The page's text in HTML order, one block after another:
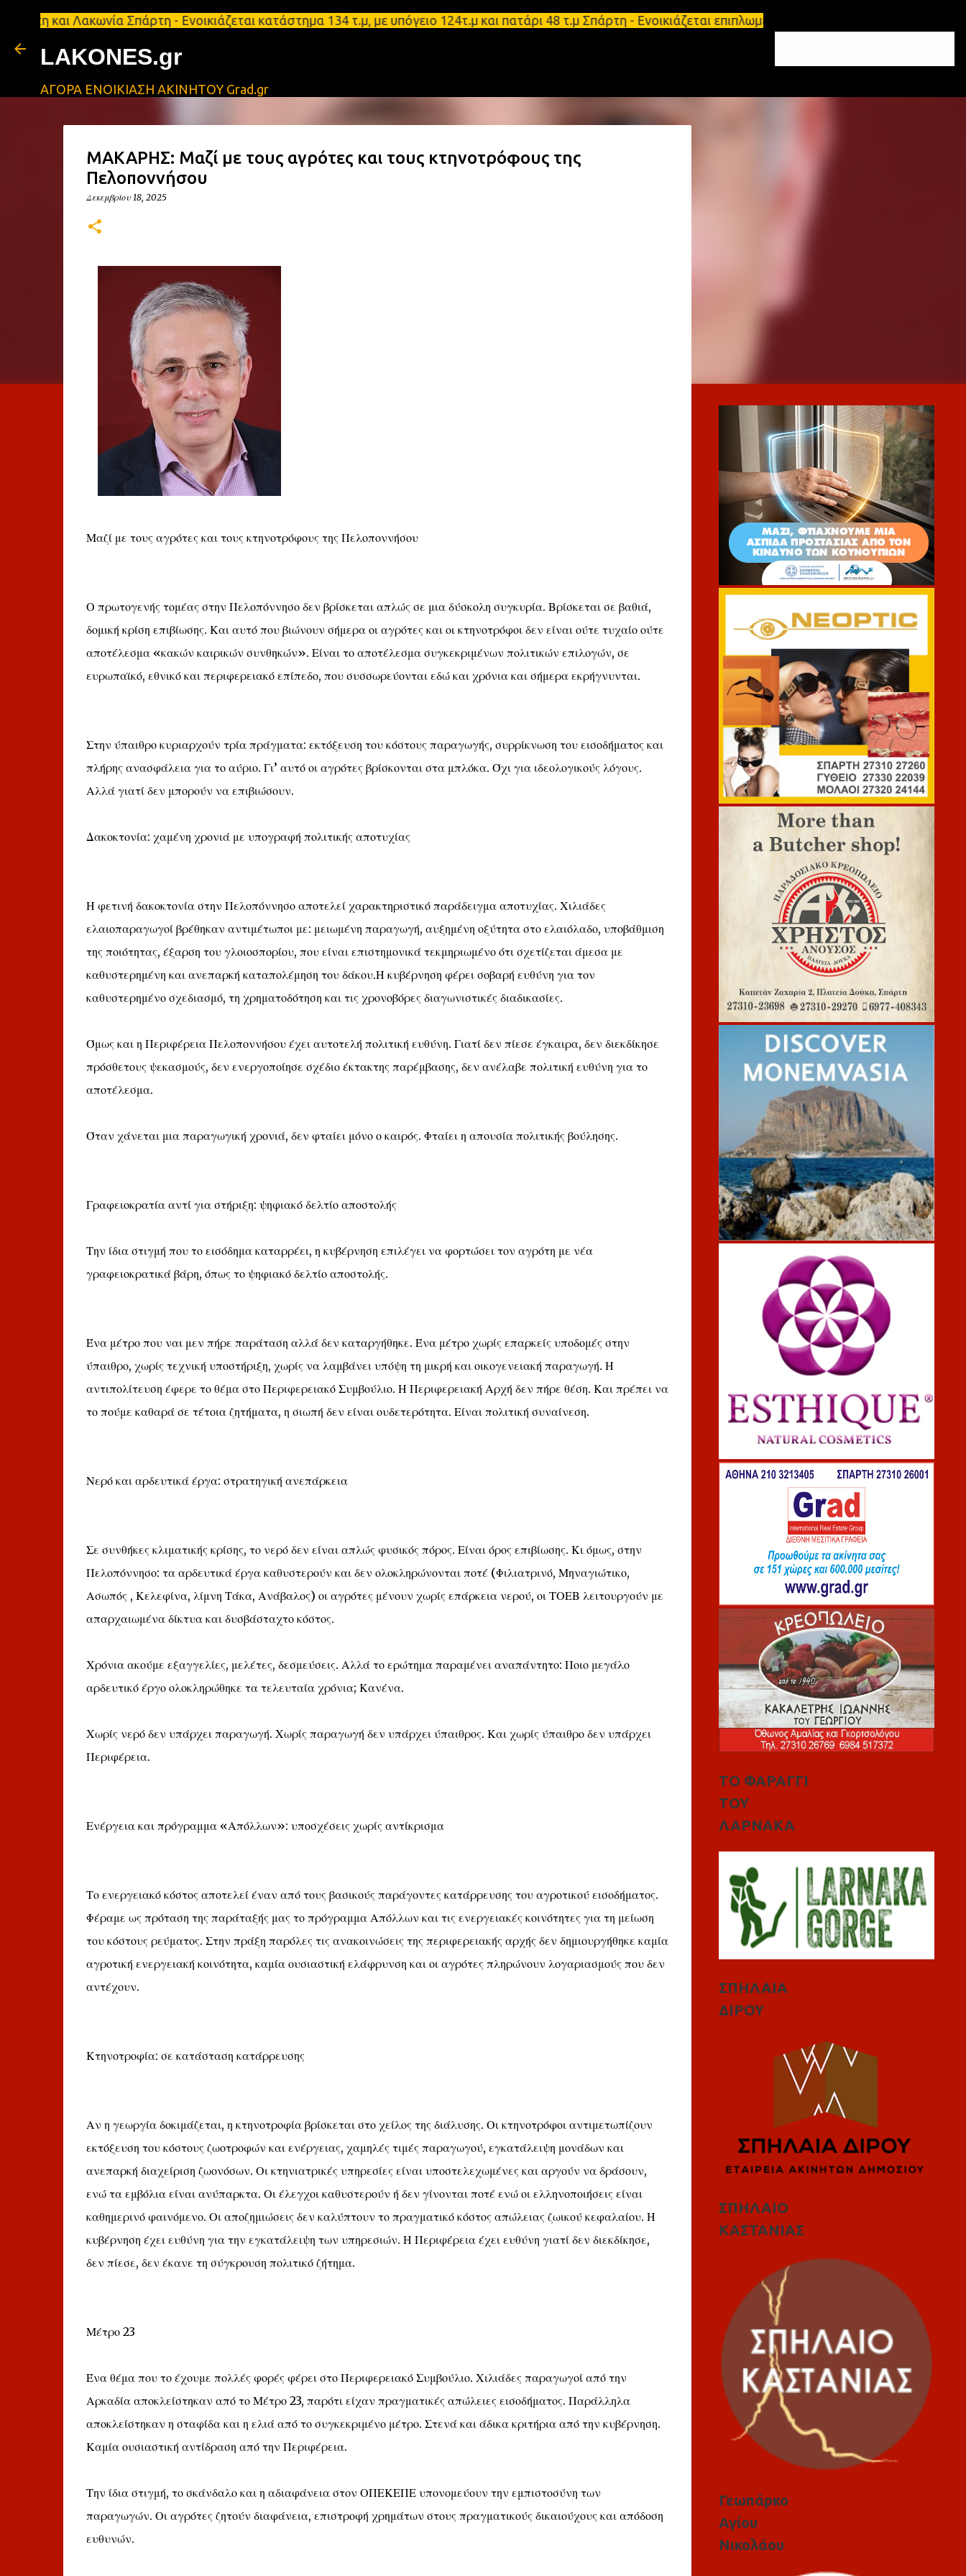
Μετάβαση στο κύριο περιεχόμενο
Λακωνία Σπάρτη - Ενοικιάζεται κατάστημα 134 τ.μ, με υπόγειο 124τ.μ και πατάρι 48 τ.μ Σπάρτη - Ενοικιάζεται επιπλωμένο διαμέρισμα 65τ.μ
LAKONES.gr
ΑΓΟΡΑ ΕΝΟΙΚΙΑΣΗ ΑΚΙΝΗΤΟΥ Grad.gr
ΜΑΚΑΡΗΣ: Μαζί με τους αγρότες και τους κτηνοτρόφους της
Πελοποννήσου
Δεκεμβρίου 18, 2025
Μαζί με τους αγρότες και τους κτηνοτρόφους της Πελοποννήσου
Ο πρωτογενής τομέας στην Πελοπόννησο δεν βρίσκεται απλώς σε μια δύσκολη συγκυρία. Βρίσκεται σε βαθιά,
δομική κρίση επιβίωσης. Και αυτό που βιώνουν σήμερα οι αγρότες και οι κτηνοτρόφοι δεν είναι ούτε τυχαίο ούτε
αποτέλεσμα «κακών καιρικών συνθηκών». Είναι το αποτέλεσμα συγκεκριμένων πολιτικών επιλογών, σε
ευρωπαϊκό, εθνικό και περιφερειακό επίπεδο, που συσσωρεύονται εδώ και χρόνια και σήμερα εκρήγνυνται.
Στην ύπαιθρο κυριαρχούν τρία πράγματα: εκτόξευση του κόστους παραγωγής, συρρίκνωση του εισοδήματος και
πλήρης ανασφάλεια για το αύριο. Γι’ αυτό οι αγρότες βρίσκονται στα μπλόκα. Όχι για ιδεολογικούς λόγους.
Αλλά γιατί δεν μπορούν να επιβιώσουν.
Δακοκτονία: χαμένη χρονιά με υπογραφή πολιτικής αποτυχίας
Η φετινή δακοκτονία στην Πελοπόννησο αποτελεί χαρακτηριστικό παράδειγμα αποτυχίας. Χιλιάδες
ελαιοπαραγωγοί βρέθηκαν αντιμέτωποι με: μειωμένη παραγωγή, αυξημένη οξύτητα στο ελαιόλαδο, υποβάθμιση
της ποιότητας, έξαρση του γλοιοσπορίου, που είναι επιστημονικά τεκμηριωμένο ότι σχετίζεται άμεσα με
καθυστερημένη και ανεπαρκή καταπολέμηση του δάκου.Η κυβέρνηση φέρει σοβαρή ευθύνη για τον
καθυστερημένο σχεδιασμό, τη χρηματοδότηση και τις χρονοβόρες διαγωνιστικές διαδικασίες.
Όμως και η Περιφέρεια Πελοποννήσου έχει αυτοτελή πολιτική ευθύνη. Γιατί δεν πίεσε έγκαιρα, δεν διεκδίκησε
πρόσθετους ψεκασμούς, δεν ενεργοποίησε σχέδιο έκτακτης παρέμβασης, δεν ανέλαβε πολιτική ευθύνη για το
αποτέλεσμα.
Όταν χάνεται μια παραγωγική χρονιά, δεν φταίει μόνο ο καιρός. Φταίει η απουσία πολιτικής βούλησης.
Γραφειοκρατία αντί για στήριξη: ψηφιακό δελτίο αποστολής
Την ίδια στιγμή που το εισόδημα καταρρέει, η κυβέρνηση επιλέγει να φορτώσει τον αγρότη με νέα
γραφειοκρατικά βάρη, όπως το ψηφιακό δελτίο αποστολής.
Ένα μέτρο που ναι μεν πήρε παράταση αλλά δεν καταργήθηκε. Ένα μέτρο χωρίς επαρκείς υποδομές στην
ύπαιθρο, χωρίς τεχνική υποστήριξη, χωρίς να λαμβάνει υπόψη τη μικρή και οικογενειακή παραγωγή. Η
αντιπολίτευση έφερε το θέμα στο Περιφερειακό Συμβούλιο. Η Περιφερειακή Αρχή δεν πήρε θέση. Και πρέπει να
το πούμε καθαρά σε τέτοια ζητήματα, η σιωπή δεν είναι ουδετερότητα. Είναι πολιτική συναίνεση.
Νερό και αρδευτικά έργα: στρατηγική ανεπάρκεια
Σε συνθήκες κλιματικής κρίσης, το νερό δεν είναι απλώς φυσικός πόρος. Είναι όρος επιβίωσης. Κι όμως, στην
Πελοπόννησο: τα αρδευτικά έργα καθυστερούν και δεν ολοκληρώνονται ποτέ (Φιλιατρινό, Μηναγιώτικο,
Ασωπός , Κελεφίνα, λίμνη Τάκα, Ανάβαλος) οι αγρότες μένουν χωρίς επάρκεια νερού, οι ΤΟΕΒ λειτουργούν με
απαρχαιωμένα δίκτυα και δυσβάσταχτο κόστος.
Χρόνια ακούμε εξαγγελίες, μελέτες, δεσμεύσεις. Αλλά το ερώτημα παραμένει αναπάντητο: Ποιο μεγάλο
αρδευτικό έργο ολοκληρώθηκε τα τελευταία χρόνια; Κανένα.
Χωρίς νερό δεν υπάρχει παραγωγή. Χωρίς παραγωγή δεν υπάρχει ύπαιθρος. Και χωρίς ύπαιθρο δεν υπάρχει
Περιφέρεια.
Ενέργεια και πρόγραμμα «Απόλλων»: υποσχέσεις χωρίς αντίκρισμα
Το ενεργειακό κόστος αποτελεί έναν από τους βασικούς παράγοντες κατάρρευσης του αγροτικού εισοδήματος.
Φέραμε ως πρόταση της παράταξής μας το πρόγραμμα Απόλλων και τις ενεργειακές κοινότητες για τη μείωση
του κόστους ρεύματος. Στην πράξη παρόλες τις ανακοινώσεις της περιφερειακής αρχής δεν δημιουργήθηκε καμία
αγροτική ενεργειακή κοινότητα, καμία ουσιαστική ελάφρυνση και οι αγρότες πληρώνουν λογαριασμούς που δεν
αντέχουν.
Κτηνοτροφία: σε κατάσταση κατάρρευσης
Αν η γεωργία δοκιμάζεται, η κτηνοτροφία βρίσκεται στο χείλος της διάλυσης. Οι κτηνοτρόφοι αντιμετωπίζουν
εκτόξευση του κόστους ζωοτροφών και ενέργειας, χαμηλές τιμές παραγωγού, εγκατάλειψη μονάδων και
ανεπαρκή διαχείριση ζωονόσων. Οι κτηνιατρικές υπηρεσίες είναι υποστελεχωμένες και αργούν να δράσουν,
ενώ τα εμβόλια είναι ανύπαρκτα. Οι έλεγχοι καθυστερούν ή δεν γίνονται ποτέ ενώ οι ελληνοποιήσεις είναι
καθημερινό φαινόμενο. Οι αποζημιώσεις δεν καλύπτουν το πραγματικό κόστος απώλειας ζωικού κεφαλαίου. Η
κυβέρνηση έχει ευθύνη για την εγκατάλειψη των υπηρεσιών. Η Περιφέρεια έχει ευθύνη γιατί δεν διεκδίκησε,
δεν πίεσε, δεν έκανε τη σύγκρουση πολιτικό ζήτημα.
Μέτρο 23
Ένα θέμα που το έχουμε πολλές φορές φέρει στο Περιφερειακό Συμβούλιο. Χιλιάδες παραγωγοί από την
Αρκαδία αποκλείστηκαν από το Μέτρο 23, παρότι είχαν πραγματικές απώλειες εισοδήματος. Παράλληλα
αποκλείστηκαν η σταφίδα και η ελιά από το συγκεκριμένο μέτρο. Στενά και άδικα κριτήρια από την κυβέρνηση.
Καμία ουσιαστική αντίδραση από την Περιφέρεια.
Την ίδια στιγμή, το σκάνδαλο και η αδιαφάνεια στον ΟΠΕΚΕΠΕ υπονομεύουν την εμπιστοσύνη των
παραγωγών. Οι αγρότες ζητούν διαφάνεια, επιστροφή χρημάτων στους πραγματικούς δικαιούχους και απόδοση
ευθυνών.
ΤΟ ΦΑΡΑΓΓΙ
ΤΟΥ
ΛΑΡΝΑΚΑ
ΣΠΗΛΑΙΑ
ΔΙΡΟΥ
ΣΠΗΛΑΙΟ
ΚΑΣΤΑΝΙΑΣ
Γεωπάρκο
Αγίου
Νικολάου